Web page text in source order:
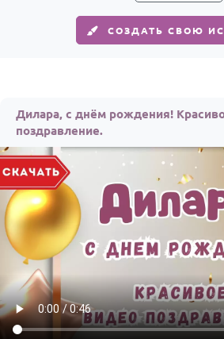
СОЗДАТЬ СВОЮ
Дилара, с днём рождения!
поздравление.